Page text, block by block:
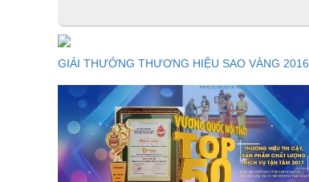
GIẢI THƯỞNG THƯƠNG HIỆU SAO VÀNG 2016